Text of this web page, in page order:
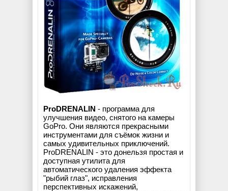
ProDRENALIN - программа для
улучшения видео, снятого на камеры
GoPro. Они являются прекрасными
инструментами для съёмок жизни и
самых удивительных приключений.
ProDRENALIN - это донельзя простая и
доступная утилита для
автоматического удаления эффекта
"рыбий глаз", исправления
перспективных искажений,